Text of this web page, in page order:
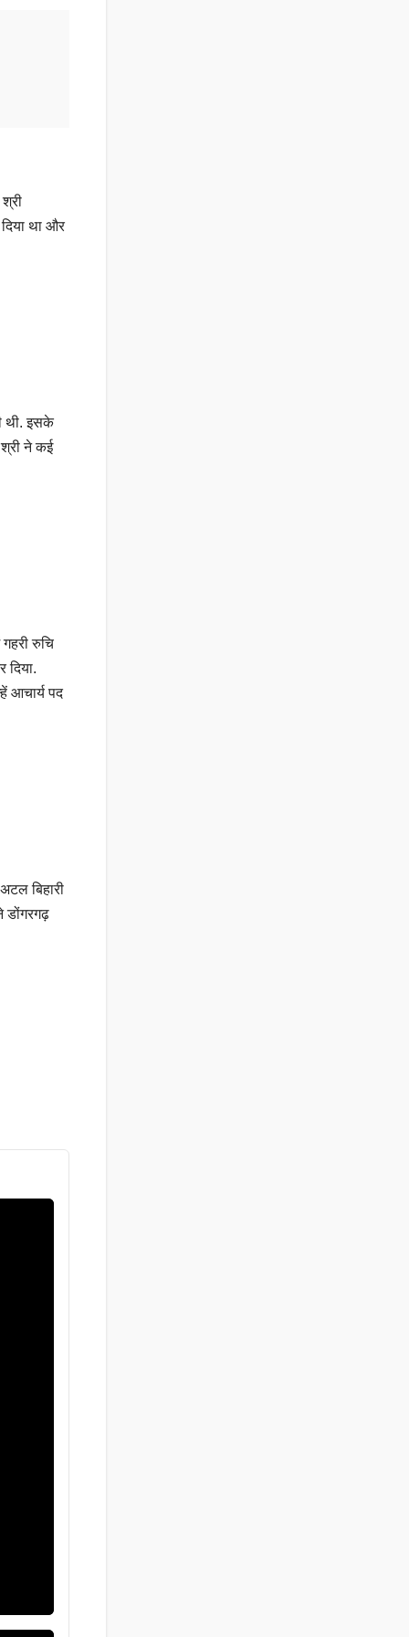
था और
थी. इसके
ने कई
रुचि
दिया.
आचार्य पद
बिहारी
डोंगरगढ़